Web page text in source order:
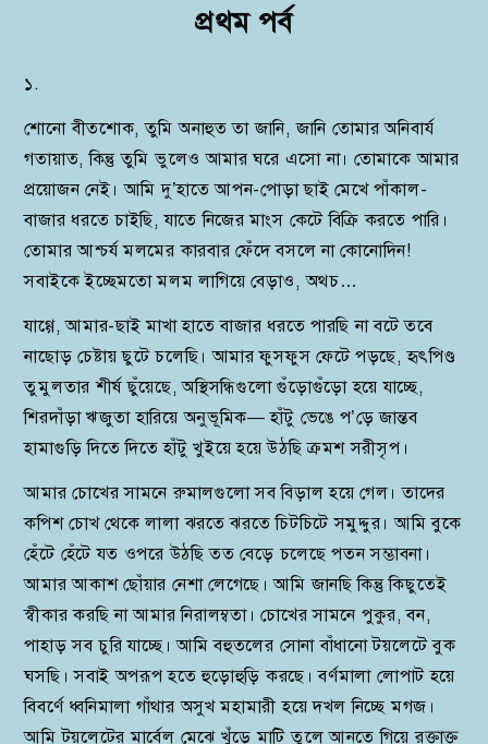
প্রথম পর্ব
১.
শোনো বীতশোক, তুমি অনাহুত তা জানি, জানি তোমার অনিবার্য
গতায়াত, কিন্তু তুমি ভুলেও আমার ঘরে এসো না। তোমাকে আমার
প্রয়োজন নেই। আমি দু’হাতে আপন-পোড়া ছাই মেখে পাঁকাল-
বাজার ধরতে চাইছি, যাতে নিজের মাংস কেটে বিক্রি করতে পারি।
তোমার আশ্চর্য মলমের কারবার ফেঁদে বসলে না কোনোদিন!
সবাইকে ইচ্ছেমতো মলম লাগিয়ে বেড়াও, অথচ…
যাগ্গে, আমার-ছাই মাখা হাতে বাজার ধরতে পারছি না বটে তবে
নাছোড় চেষ্টায় ছুটে চলেছি। আমার ফুসফুস ফেটে পড়ছে, হৃৎপিণ্ড
তুমুলতার শীর্ষ ছুঁয়েছে, অস্থিসন্ধিগুলো গুঁড়োগুঁড়ো হয়ে যাচ্ছে,
শিরদাঁড়া ‌ঋজুতা হারিয়ে অনুভূমিক— হাঁটু ভেঙে প’ড়ে জান্তব
হামাগুড়ি দিতে দিতে হাঁটু খুইয়ে হয়ে উঠছি ক্রমশ সরীসৃপ।
আমার চোখের সামনে রুমালগুলো সব বিড়াল হয়ে গেল। তাদের
কপিশ চোখ থেকে লালা ঝরতে ঝরতে চিটচিটে সমুদ্দুর। আমি বুকে
হেঁটে হেঁটে যত ওপরে উঠছি তত বেড়ে চলেছে পতন সম্ভাবনা।
আমার আকাশ ছোঁয়ার নেশা লেগেছে। আমি জানছি কিন্তু কিছুতেই
স্বীকার করছি না আমার নিরালম্বতা। চোখের সামনে পুকুর, বন,
পাহাড় সব চুরি যাচ্ছে। আমি বহুতলের সোনা বাঁধানো টয়লেটে বুক
ঘসছি। সবাই অপরূপ হতে হুড়োহুড়ি করছে। বর্ণমালা লোপাট হয়ে
বিবর্ণে ধ্বনিমালা গাঁথার অসুখ মহামারী হয়ে দখল নিচ্ছে মগজ।
আমি টয়লেটের মার্বেল মেঝে খুঁড়ে মাটি তুলে আনতে গিয়ে রক্তাক্ত